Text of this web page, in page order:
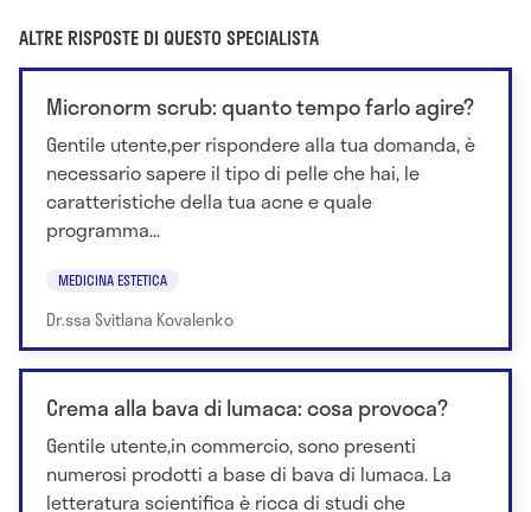
ALTRE RISPOSTE DI QUESTO SPECIALISTA
Micronorm scrub: quanto tempo farlo agire?
Gentile utente,per rispondere alla tua domanda, è
necessario sapere il tipo di pelle che hai, le
caratteristiche della tua acne e quale
programma...
MEDICINA ESTETICA
Dr.ssa Svitlana Kovalenko
Crema alla bava di lumaca: cosa provoca?
Gentile utente,in commercio, sono presenti
numerosi prodotti a base di bava di lumaca. La
letteratura scientifica è ricca di studi che